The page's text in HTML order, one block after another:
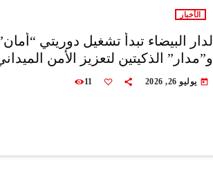
الأخبار
لدار البيضاء تبدأ تشغيل دوريتي
و”مدار” الذكيتين لتعزيز الأمن
today يوليو 26, 2026 11